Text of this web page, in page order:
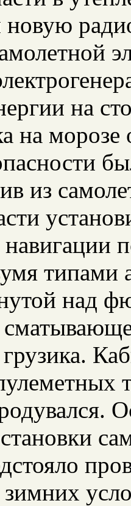
новую
на
на
из
типами
над
зимних